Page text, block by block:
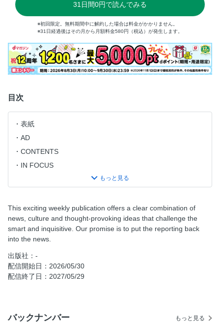
31 日間0円で読んでみる
※初回限定。無料期間中に解約した場合は料金がかかりません。
※31日経過後はその月から月額料金580円（税込）が発生します。
目次
表紙
AD
CONTENTS
IN FOCUS
CULTURE
This exciting weekly publication offers a clear combination of
news, culture and thought-provoking ideas that challenge the
smart and inquisitive. Our promise is to put the reporting back
into the news.
出版社：-
配信開始日：2026/05/30
配信終了日：2027/05/29
バックナンバー もっと見る